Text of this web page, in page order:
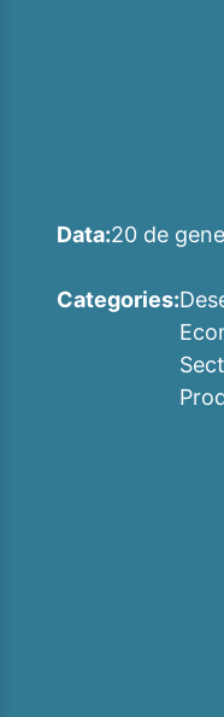
Data:20 de
Categories: